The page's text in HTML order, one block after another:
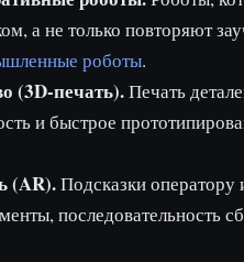
а не только повторяют
роботы.
(3D-печать).Печать
и быстрое
(AR).Подсказки
последовательность